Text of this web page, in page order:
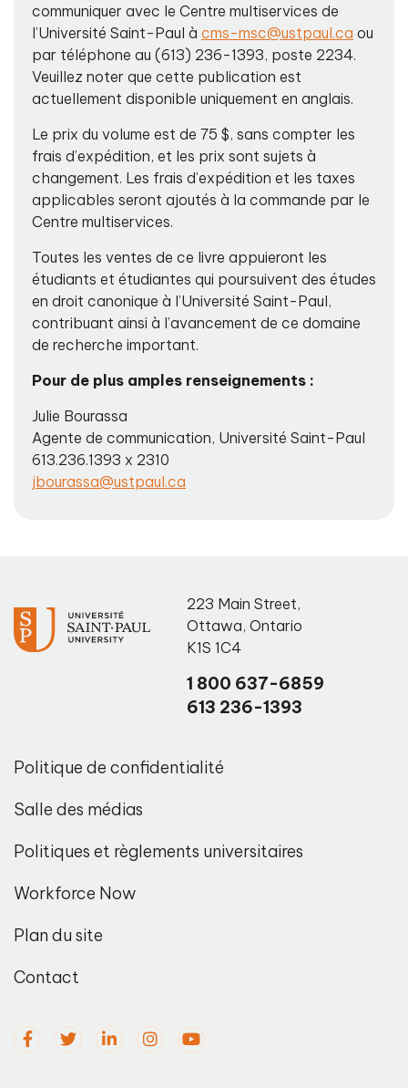
communiquer avec le Centre multiservices de
l’Université Saint-Paul à cms-msc@ustpaul.ca ou
par téléphone au (613) 236-1393, poste 2234.
Veuillez noter que cette publication est
actuellement disponible uniquement en anglais.
Le prix du volume est de 75 $, sans compter les
frais d’expédition, et les prix sont sujets à
changement. Les frais d’expédition et les taxes
applicables seront ajoutés à la commande par le
Centre multiservices.
Toutes les ventes de ce livre appuieront les
étudiants et étudiantes qui poursuivent des études
en droit canonique à l’Université Saint-Paul,
contribuant ainsi à l’avancement de ce domaine
de recherche important.
Pour de plus amples renseignements :
Julie Bourassa
Agente de communication, Université Saint-Paul
613.236.1393 x 2310
jbourassa@ustpaul.ca
223 Main Street,
Ottawa, Ontario
K1S 1C4
1 800 637-6859
613 236-1393
Politique de confidentialité
Salle des médias
Politiques et règlements universitaires
Workforce Now
Plan du site
Contact